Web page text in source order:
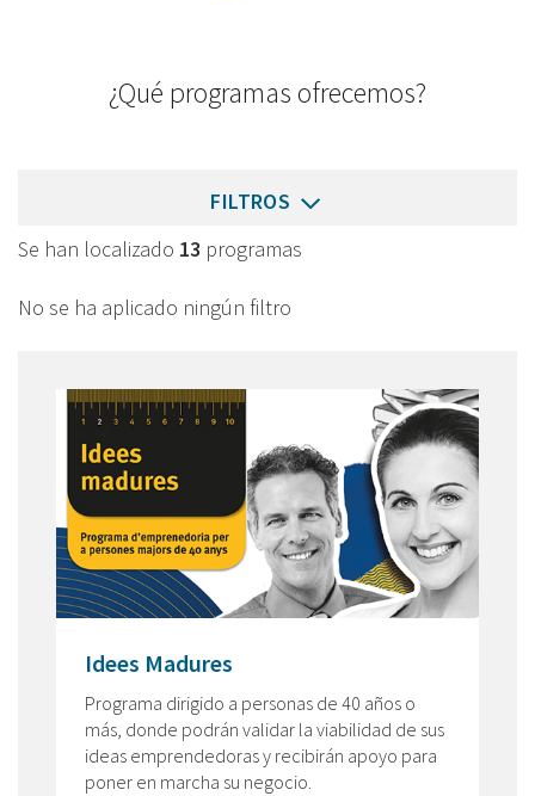
¿Qué programas ofrecemos?
FILTROS
Se han localizado 13 programas
No se ha aplicado ningún filtro
Idees Madures
Programa dirigido a personas de 40 años o
más, donde podrán validar la viabilidad de sus
ideas emprendedoras y recibirán apoyo para
poner en marcha su negocio.